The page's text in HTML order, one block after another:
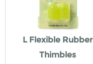
L Flexible Rubber
Thimbles